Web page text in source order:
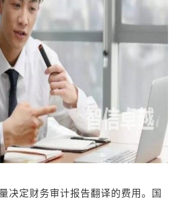
决定财务审计报告翻译的费用。国